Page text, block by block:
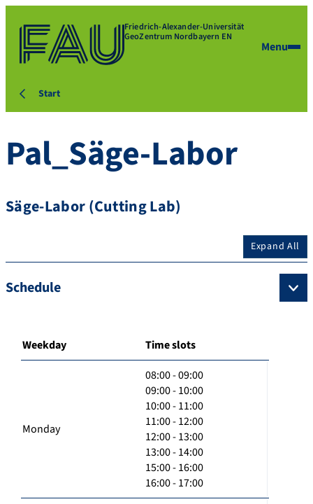
Friedrich-Alexander-Universität
GeoZentrum Nordbayern EN
Menu
Start
Pal_Säge-Labor
Säge-Labor (Cutting Lab)
Expand All
Schedule
Weekday Time slots
Monday
08:00 - 09:00
09:00 - 10:00
10:00 - 11:00
11:00 - 12:00
12:00 - 13:00
13:00 - 14:00
15:00 - 16:00
16:00 - 17:00